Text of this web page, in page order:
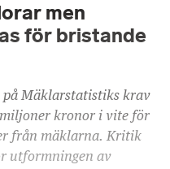
men
för bristande
Mäklarstatistiks krav
kronor i vite för
från mäklarna. Kritik
utformningen av